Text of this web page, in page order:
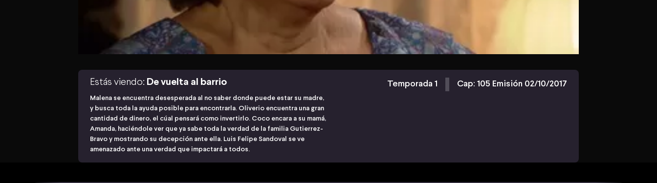
Estás viendo: De vuelta al barrio
Malena se encuentra desesperada al no saber donde puede estar su madre,
y busca toda la ayuda posible para encontrarla. Oliverio encuentra una gran
cantidad de dinero, el cúal pensará como invertirlo. Coco encara a su mamá,
Amanda, haciéndole ver que ya sabe toda la verdad de la familia Gutierrez-
Bravo y mostrando su decepción ante ella. Luis Felipe Sandoval se ve
amenazado ante una verdad que impactará a todos.
Temporada 1 Cap: 105 Emisión 02/10/2017